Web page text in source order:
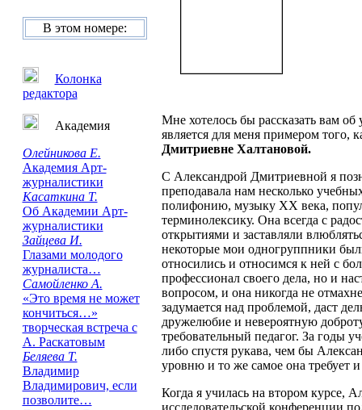
В этом номере:
Колонка
редактора
Академия
Олейникова Е.
Академия Арт-
журналистики
Касаткина Т.
Об Академии Арт-
журналистики
Зайцева И.
Глазами молодого
журналиста…
Самойленко А.
«Это время не может
кончиться…»
творческая встреча с
А. Раскатовым
Беляева Т.
Владимир
Владимирович, если
позволите…
Мне хотелось бы рассказать вам
является для меня примером того,
Дмитриевне Халтановой.
С Александрой Дмитриевной я
преподавала нам несколько
полифонию, музыку ХХ века,
терминолексику. Она всегда с
открытиями и заставляли
некоторые мои одногруппники
относились и относимся к ней с
профессионал своего дела, но и
вопросом, и она никогда не
задумается над проблемой, даст
дружелюбие и невероятную
требовательный педагог. За годы
либо спустя рукава, чем бы
уровню и то же самое она требует
Когда я училась на втором курсе,
исследовательской конференции